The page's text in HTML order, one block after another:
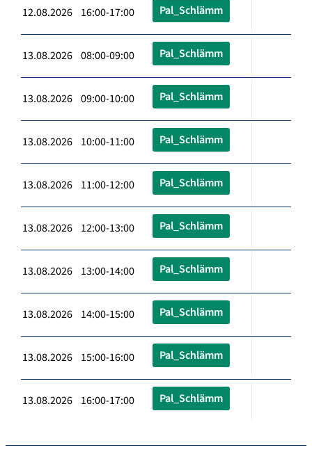
12.08.2026 16:00-17:00 Pal_Schlämm
13.08.2026 08:00-09:00 Pal_Schlämm
13.08.2026 09:00-10:00 Pal_Schlämm
13.08.2026 10:00-11:00 Pal_Schlämm
13.08.2026 11:00-12:00 Pal_Schlämm
13.08.2026 12:00-13:00 Pal_Schlämm
13.08.2026 13:00-14:00 Pal_Schlämm
13.08.2026 14:00-15:00 Pal_Schlämm
13.08.2026 15:00-16:00 Pal_Schlämm
13.08.2026 16:00-17:00 Pal_Schlämm